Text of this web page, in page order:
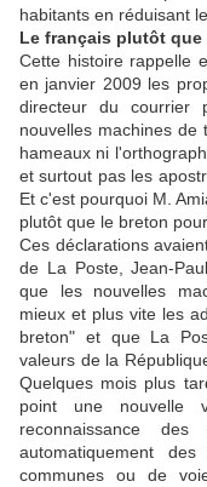
habitants en réduisant
Le français plutôt que
Cette histoire rappelle
en janvier 2009 les
directeur du courrier
nouvelles machines
hameaux ni
et surtout pas les
Et c'est pourquoi M.
plutôt que le breton
Ces déclarations
de La Poste, Jean-
que les nouvelles
mieux et plus vite les
breton" et que La
valeurs de la
Quelques mois plus
point une nouvelle
reconnaissance
automatiquement
communes ou de